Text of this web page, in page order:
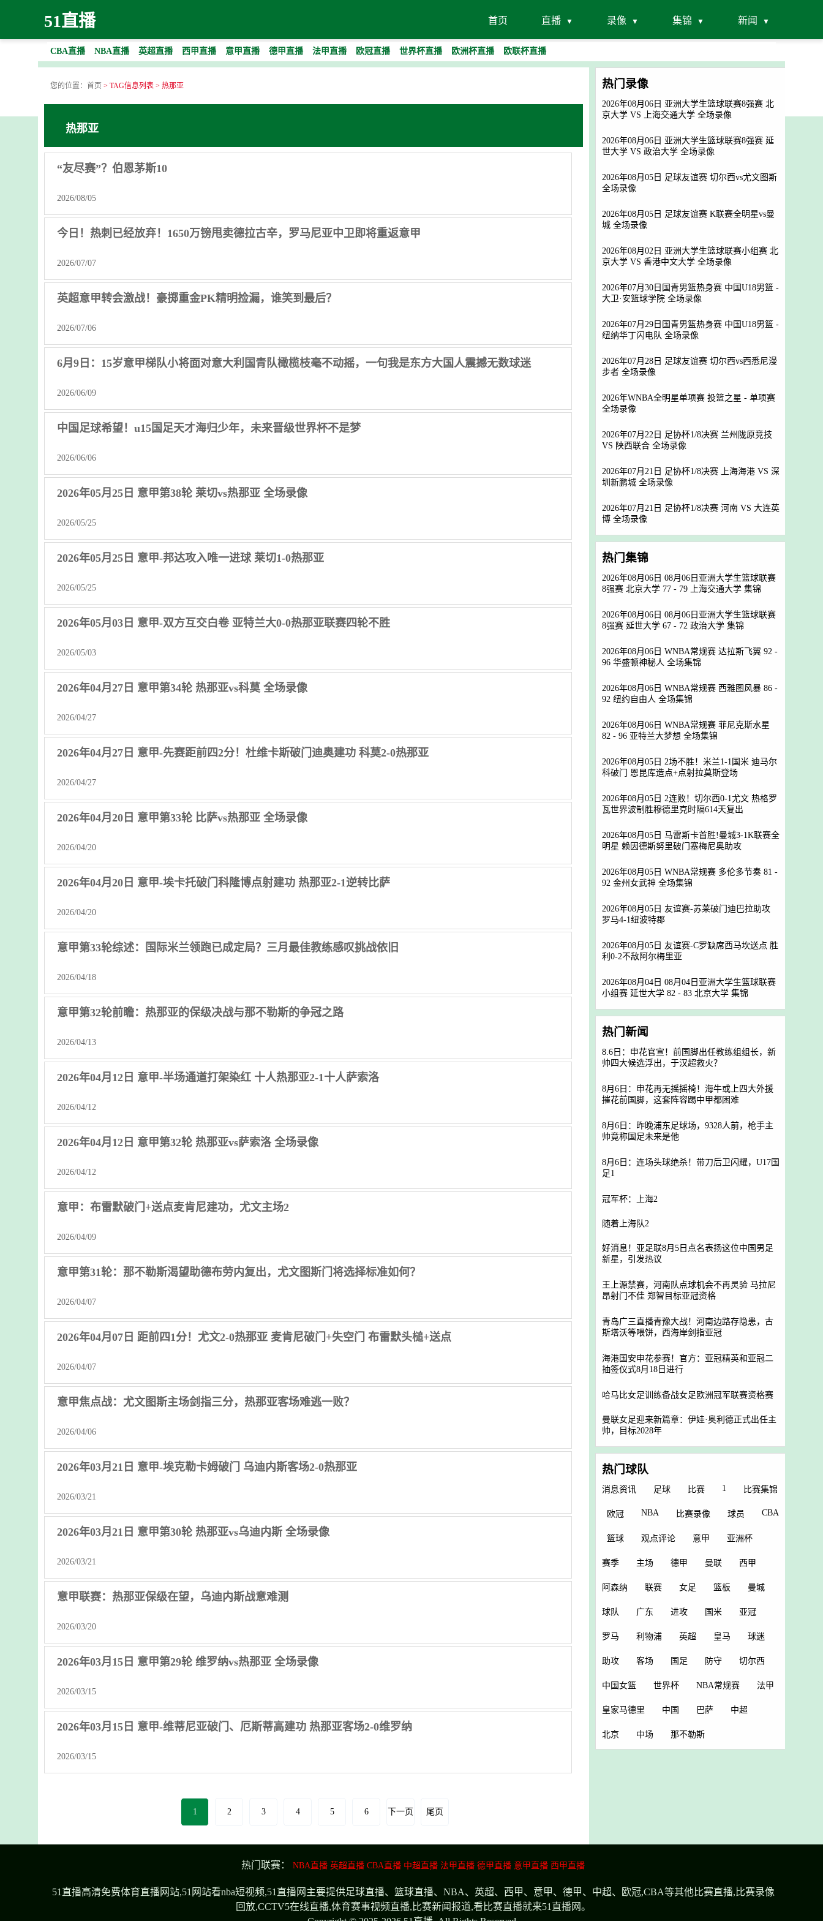
51直播 首页 直播 录像 集锦 新闻
CBA直播 NBA直播 英超直播 西甲直播 意甲直播 德甲直播 法甲直播 欧冠直播 世界杯直播 欧洲杯直播 欧联杯直播
您的位置： 首页 > TAG信息列表 > 热那亚
热那亚
“友尽赛”？伯恩茅斯10
2026/08/05
今日！热刺已经放弃！1650万镑甩卖德拉古辛，罗马尼亚中卫即将重返意甲
2026/07/07
英超意甲转会激战！豪掷重金PK精明捡漏，谁笑到最后？
2026/07/06
6月9日：15岁意甲梯队小将面对意大利国青队橄榄枝毫不动摇，一句我是东方大国人震撼无数球迷
2026/06/09
中国足球希望！u15国足天才海归少年，未来晋级世界杯不是梦
2026/06/06
2026年05月25日 意甲第38轮 莱切vs热那亚 全场录像
2026/05/25
2026年05月25日 意甲-邦达攻入唯一进球 莱切1-0热那亚
2026/05/25
2026年05月03日 意甲-双方互交白卷 亚特兰大0-0热那亚联赛四轮不胜
2026/05/03
2026年04月27日 意甲第34轮 热那亚vs科莫 全场录像
2026/04/27
2026年04月27日 意甲-先赛距前四2分！杜维卡斯破门迪奥建功 科莫2-0热那亚
2026/04/27
2026年04月20日 意甲第33轮 比萨vs热那亚 全场录像
2026/04/20
2026年04月20日 意甲-埃卡托破门科隆博点射建功 热那亚2-1逆转比萨
2026/04/20
意甲第33轮综述：国际米兰领跑已成定局？三月最佳教练感叹挑战依旧
2026/04/18
意甲第32轮前瞻：热那亚的保级决战与那不勒斯的争冠之路
2026/04/13
2026年04月12日 意甲-半场通道打架染红 十人热那亚2-1十人萨索洛
2026/04/12
2026年04月12日 意甲第32轮 热那亚vs萨索洛 全场录像
2026/04/12
意甲：布雷默破门+送点麦肯尼建功，尤文主场2
2026/04/09
意甲第31轮：那不勒斯渴望助德布劳内复出，尤文图斯门将选择标准如何？
2026/04/07
2026年04月07日 距前四1分！尤文2-0热那亚 麦肯尼破门+失空门 布雷默头槌+送点
2026/04/07
意甲焦点战：尤文图斯主场剑指三分，热那亚客场难逃一败？
2026/04/06
2026年03月21日 意甲-埃克勒卡姆破门 乌迪内斯客场2-0热那亚
2026/03/21
2026年03月21日 意甲第30轮 热那亚vs乌迪内斯 全场录像
2026/03/21
意甲联赛：热那亚保级在望，乌迪内斯战意难测
2026/03/20
2026年03月15日 意甲第29轮 维罗纳vs热那亚 全场录像
2026/03/15
2026年03月15日 意甲-维蒂尼亚破门、厄斯蒂高建功 热那亚客场2-0维罗纳
2026/03/15
1 2 3 4 5 6 下一页 尾页
热门录像
2026年08月06日 亚洲大学生篮球联赛8强赛 北
京大学 VS 上海交通大学 全场录像
2026年08月06日 亚洲大学生篮球联赛8强赛 延
世大学 VS 政治大学 全场录像
2026年08月05日 足球友谊赛 切尔西vs尤文图斯
全场录像
2026年08月05日 足球友谊赛 K联赛全明星vs曼
城 全场录像
2026年08月02日 亚洲大学生篮球联赛小组赛 北
京大学 VS 香港中文大学 全场录像
2026年07月30日国青男篮热身赛 中国U18男篮 -
大卫·安篮球学院 全场录像
2026年07月29日国青男篮热身赛 中国U18男篮 -
纽纳华丁闪电队 全场录像
2026年07月28日 足球友谊赛 切尔西vs西悉尼漫
步者 全场录像
2026年WNBA全明星单项赛 投篮之星 - 单项赛
全场录像
2026年07月22日 足协杯1/8决赛 兰州陇原竞技
VS 陕西联合 全场录像
2026年07月21日 足协杯1/8决赛 上海海港 VS 深
圳新鹏城 全场录像
2026年07月21日 足协杯1/8决赛 河南 VS 大连英
博 全场录像
热门集锦
2026年08月06日 08月06日亚洲大学生篮球联赛
8强赛 北京大学 77 - 79 上海交通大学 集锦
2026年08月06日 08月06日亚洲大学生篮球联赛
8强赛 延世大学 67 - 72 政治大学 集锦
2026年08月06日 WNBA常规赛 达拉斯飞翼 92 -
96 华盛顿神秘人 全场集锦
2026年08月06日 WNBA常规赛 西雅图风暴 86 -
92 纽约自由人 全场集锦
2026年08月06日 WNBA常规赛 菲尼克斯水星
82 - 96 亚特兰大梦想 全场集锦
2026年08月05日 2场不胜！米兰1-1国米 迪马尔
科破门 恩昆库造点+点射拉莫斯登场
2026年08月05日 2连败！切尔西0-1尤文 热格罗
瓦世界波制胜穆德里克时隔614天复出
2026年08月05日 马雷斯卡首胜!曼城3-1K联赛全
明星 赖因德斯努里破门塞梅尼奥助攻
2026年08月05日 WNBA常规赛 多伦多节奏 81 -
92 金州女武神 全场集锦
2026年08月05日 友谊赛-苏莱破门迪巴拉助攻
罗马4-1纽波特郡
2026年08月05日 友谊赛-C罗缺席西马坎送点 胜
利0-2不敌阿尔梅里亚
2026年08月04日 08月04日亚洲大学生篮球联赛
小组赛 延世大学 82 - 83 北京大学 集锦
热门新闻
8.6日：申花官宣！前国脚出任教练组组长，新
帅四大候选浮出，于汉超救火？
8月6日：申花再无摇摇椅！海牛或上四大外援
摧花前国脚，这套阵容踢中甲都困难
8月6日：昨晚浦东足球场，9328人前，枪手主
帅竟称国足未来是他
8月6日：连场头球绝杀！带刀后卫闪耀，U17国
足1
冠军杯：上海2
随着上海队2
好消息！亚足联8月5日点名表扬这位中国男足
新星，引发热议
王上源禁赛，河南队点球机会不再灵验 马拉尼
昂射门不佳 郑智目标亚冠资格
青岛广三直播青豫大战！河南边路存隐患，古
斯塔沃等喂饼，西海岸剑指亚冠
海港国安申花参赛！官方：亚冠精英和亚冠二
抽签仪式8月18日进行
哈马比女足训练备战女足欧洲冠军联赛资格赛
曼联女足迎来新篇章：伊娃·奥利德正式出任主
帅，目标2028年
热门球队
消息资讯 足球 比赛 1 比赛集锦
欧冠 NBA 比赛录像 球员 CBA
篮球 观点评论 意甲 亚洲杯
赛季 主场 德甲 曼联 西甲
阿森纳 联赛 女足 篮板 曼城
球队 广东 进攻 国米 亚冠
罗马 利物浦 英超 皇马 球迷
助攻 客场 国足 防守 切尔西
中国女篮 世界杯 NBA常规赛 法甲
皇家马德里 中国 巴萨 中超
北京 中场 那不勒斯
热门联赛： NBA直播 英超直播 CBA直播 中超直播 法甲直播 德甲直播 意甲直播 西甲直播
51直播高清免费体育直播网站,51网站看nba短视频,51直播网主要提供足球直播、篮球直播、NBA、英超、西甲、意甲、德甲、中超、欧冠,CBA等其他比赛直播,比赛录像
回放,CCTV5在线直播,体育赛事视频直播,比赛新闻报道,看比赛直播就来51直播网。